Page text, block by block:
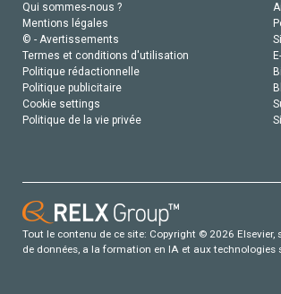
Qui sommes-nous ?
Mentions légales
© - Avertissements
Termes et conditions d'utilisation
Politique rédactionnelle
Politique publicitaire
Cookie settings
Politique de la vie privée
Tout le contenu de ce site: Copyright © 2026
de données, a la formation en IA et aux